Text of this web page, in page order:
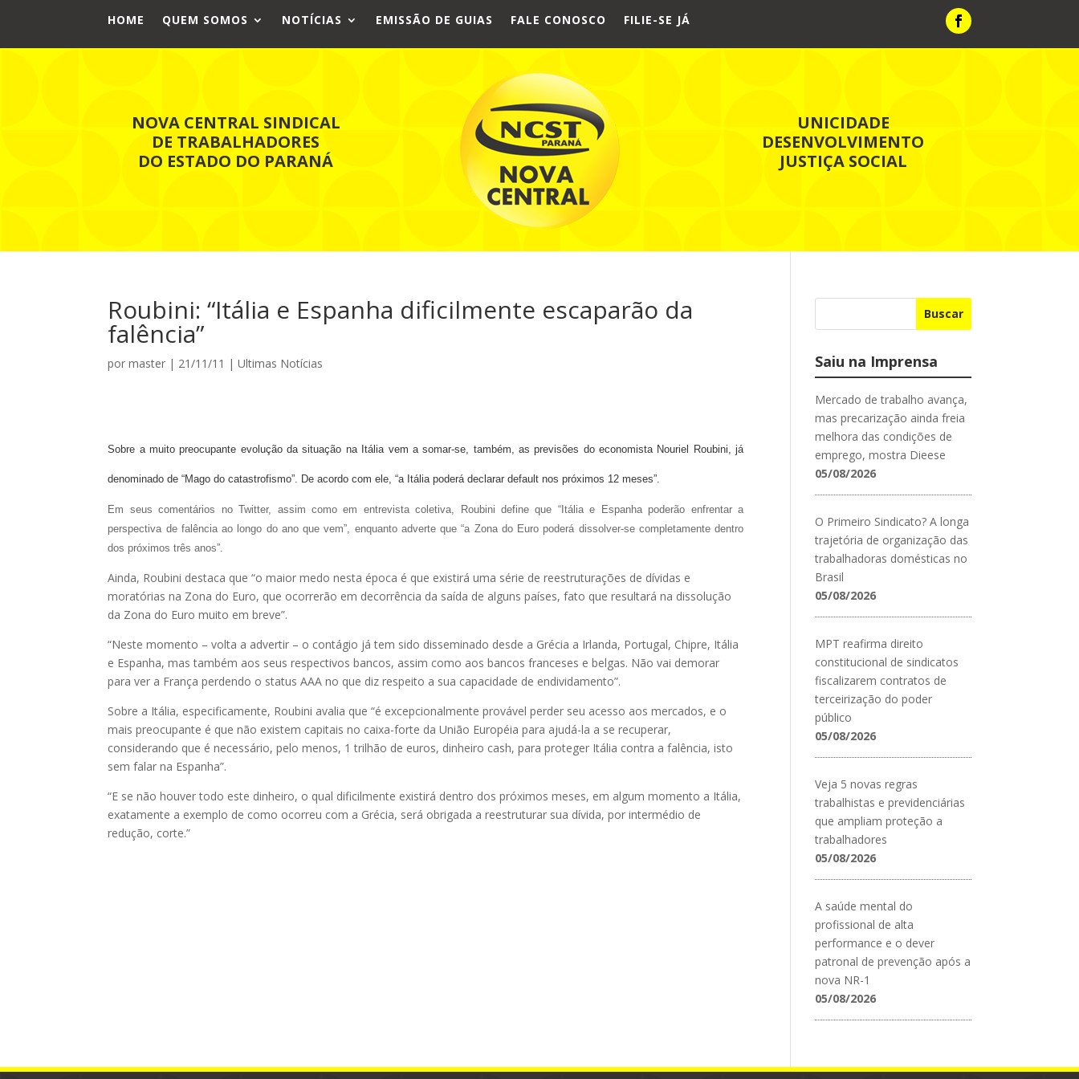
HOME QUEM SOMOS NOTÍCIAS EMISSÃO DE GUIAS FALE CONOSCO FILIE-SE JÁ
NOVA CENTRAL SINDICAL
DE TRABALHADORES
DO ESTADO DO PARANÁ
UNICIDADE
DESENVOLVIMENTO
JUSTIÇA SOCIAL
Roubini: “Itália e Espanha dificilmente escaparão da
falência”
pormaster | 21/11/11 |Ultimas Notícias
Sobre a muito preocupante evolução da situação na Itália vem a somar-se, também, as previsões do economista Nouriel Roubini, já
denominado de “Mago do catastrofismo”. De acordo com ele, “a Itália poderá declarar default nos próximos 12 meses”.
Em seus comentários no Twitter, assim como em entrevista coletiva, Roubini define que “Itália e Espanha poderão enfrentar a
perspectiva de falência ao longo do ano que vem”, enquanto adverte que “a Zona do Euro poderá dissolver-se completamente dentro
dos próximos três anos”.
Ainda, Roubini destaca que “o maior medo nesta época é que existirá uma série de reestruturações de dívidas e
moratórias na Zona do Euro, que ocorrerão em decorrência da saída de alguns países, fato que resultará na dissolução
da Zona do Euro muito em breve”.
“Neste momento – volta a advertir – o contágio já tem sido disseminado desde a Grécia a Irlanda, Portugal, Chipre, Itália
e Espanha, mas também aos seus respectivos bancos, assim como aos bancos franceses e belgas. Não vai demorar
para ver a França perdendo o status AAA no que diz respeito a sua capacidade de endividamento”.
Sobre a Itália, especificamente, Roubini avalia que “é excepcionalmente provável perder seu acesso aos mercados, e o
mais preocupante é que não existem capitais no caixa-forte da União Européia para ajudá-la a se recuperar,
considerando que é necessário, pelo menos, 1 trilhão de euros, dinheiro cash, para proteger Itália contra a falência, isto
sem falar na Espanha”.
“E se não houver todo este dinheiro, o qual dificilmente existirá dentro dos próximos meses, em algum momento a Itália,
exatamente a exemplo de como ocorreu com a Grécia, será obrigada a reestruturar sua dívida, por intermédio de
redução, corte.”
Buscar
Saiu na Imprensa
Mercado de trabalho avança,
mas precarização ainda freia
melhora das condições de
emprego, mostra Dieese
05/08/2026
O Primeiro Sindicato? A longa
trajetória de organização das
trabalhadoras domésticas no
Brasil
05/08/2026
MPT reafirma direito
constitucional de sindicatos
fiscalizarem contratos de
terceirização do poder
público
05/08/2026
Veja 5 novas regras
trabalhistas e previdenciárias
que ampliam proteção a
trabalhadores
05/08/2026
A saúde mental do
profissional de alta
performance e o dever
patronal de prevenção após a
nova NR-1
05/08/2026